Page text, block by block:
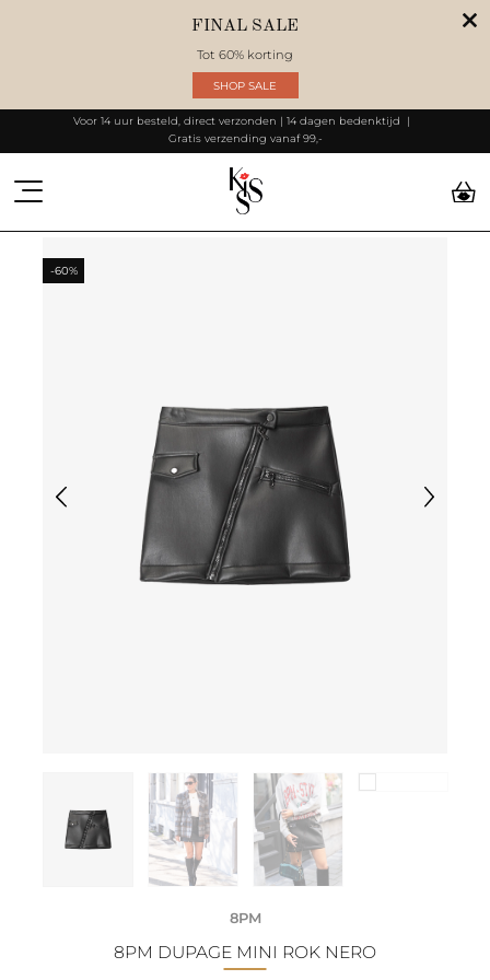
FINAL SALE
Tot 60% korting
SHOP SALE
Voor 14 uur besteld, direct verzonden | 14 dagen bedenktijd
Gratis verzending vanaf 99,-
-60%
8PM
8PM DUPAGE MINI ROK NERO